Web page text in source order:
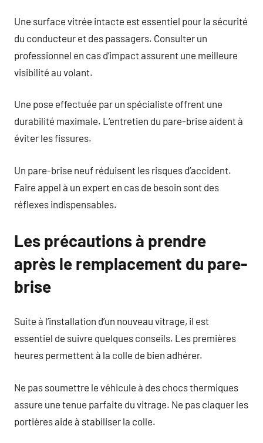
Une surface vitrée intacte est essentiel pour la sécurité
du conducteur et des passagers. Consulter un
professionnel en cas d’impact assurent une meilleure
visibilité au volant.
Une pose effectuée par un spécialiste offrent une
durabilité maximale. L’entretien du pare-brise aident à
éviter les fissures.
Un pare-brise neuf réduisent les risques d’accident.
Faire appel à un expert en cas de besoin sont des
réflexes indispensables.
Les précautions à prendre
après le remplacement du pare-
brise
Suite à l’installation d’un nouveau vitrage, il est
essentiel de suivre quelques conseils. Les premières
heures permettent à la colle de bien adhérer.
Ne pas soumettre le véhicule à des chocs thermiques
assure une tenue parfaite du vitrage. Ne pas claquer les
portières aide à stabiliser la colle.